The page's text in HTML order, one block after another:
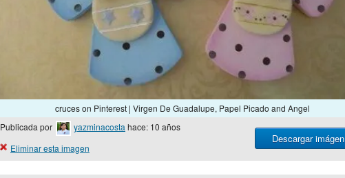
cruces on Pinterest | Virgen De Guadalupe, Papel Picado and Angel
Descargar imágen
Publicada por yazminacostahace: 10 años
Eliminar esta imagen